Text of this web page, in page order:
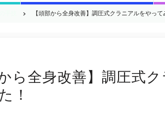
【頭部から全身改善】調圧式クラニアルをやって
から全身改善】調圧式
！